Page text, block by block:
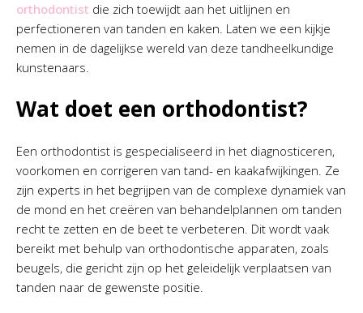
orthodontist die zich toewijdt aan het uitlijnen en
perfectioneren van tanden en kaken. Laten we een kijkje
nemen in de dagelijkse wereld van deze tandheelkundige
kunstenaars.
Wat doet een orthodontist?
Een orthodontist is gespecialiseerd in het diagnosticeren,
voorkomen en corrigeren van tand- en kaakafwijkingen. Ze
zijn experts in het begrijpen van de complexe dynamiek van
de mond en het creëren van behandelplannen om tanden
recht te zetten en de beet te verbeteren. Dit wordt vaak
bereikt met behulp van orthodontische apparaten, zoals
beugels, die gericht zijn op het geleidelijk verplaatsen van
tanden naar de gewenste positie.